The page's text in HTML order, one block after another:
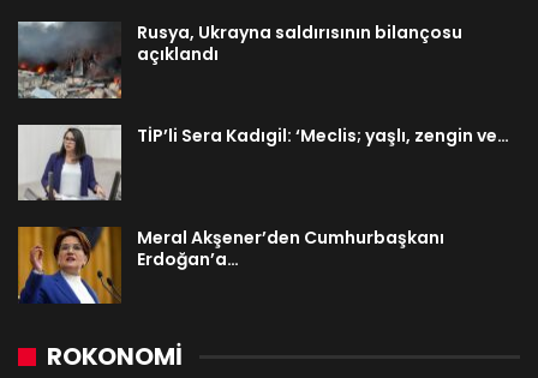
Rusya, Ukrayna saldırısının bilançosu
açıklandı
TİP’li Sera Kadıgil: ‘Meclis; yaşlı, zengin ve…
Meral Akşener’den Cumhurbaşkanı
Erdoğan’a…
ROKONOMİ